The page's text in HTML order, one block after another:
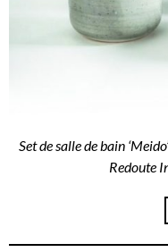
Set de salle de bain
Redoute